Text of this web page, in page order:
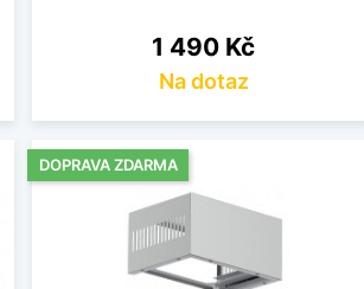
Cena
1 490 Kč
Na dotaz
DOPRAVA ZDARMA